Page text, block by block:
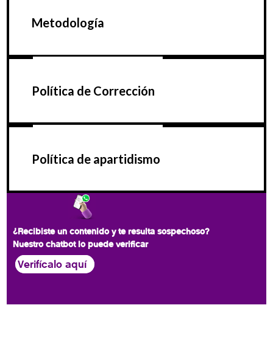
Metodología
Política de Corrección
Política de apartidismo
¿Recibiste un contenido y te resulta sospechoso?
Nuestro chatbot lo puede verificar
Verifícalo aquí